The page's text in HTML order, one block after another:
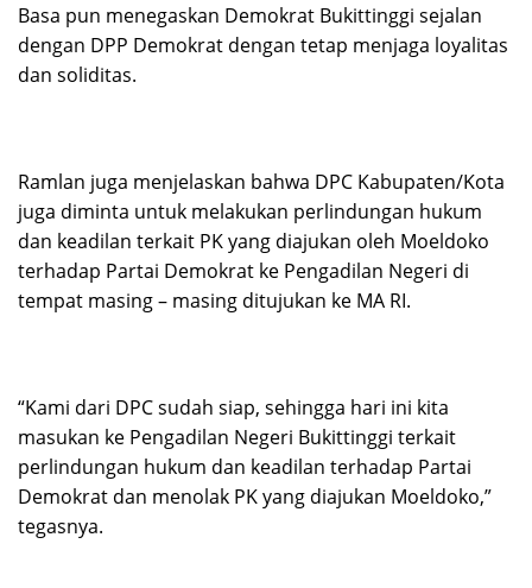
Basa pun menegaskan Demokrat Bukittinggi sejalan
dengan DPP Demokrat dengan tetap menjaga loyalitas
dan soliditas.
Ramlan juga menjelaskan bahwa DPC Kabupaten/Kota
juga diminta untuk melakukan perlindungan hukum
dan keadilan terkait PK yang diajukan oleh Moeldoko
terhadap Partai Demokrat ke Pengadilan Negeri di
tempat masing – masing ditujukan ke MA RI.
“Kami dari DPC sudah siap, sehingga hari ini kita
masukan ke Pengadilan Negeri Bukittinggi terkait
perlindungan hukum dan keadilan terhadap Partai
Demokrat dan menolak PK yang diajukan Moeldoko,”
tegasnya.